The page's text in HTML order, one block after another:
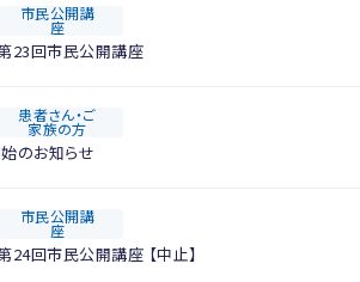
市民公開講
座
23回市民公開講座
患者さん・ご
家族の方
のお知らせ
市民公開講
座
24回市民公開講座 【中止】